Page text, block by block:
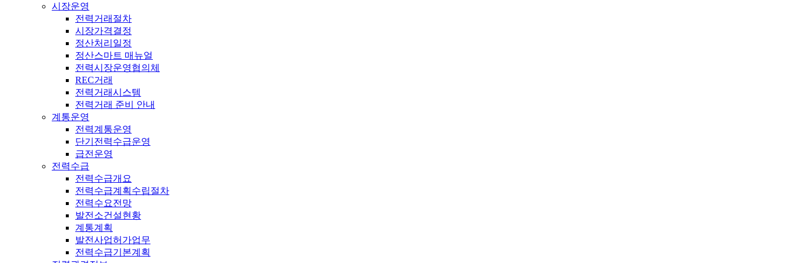
시장운영
전력거래절차
시장가격결정
정산처리일정
정산스마트 매뉴얼
전력시장운영협의체
REC거래
전력거래시스템
전력거래 준비 안내
계통운영
전력계통운영
단기전력수급운영
급전운영
전력수급
전력수급개요
전력수급계획수립절차
전력수요전망
발전소건설현황
계통계획
발전사업허가업무
전력수급기본계획